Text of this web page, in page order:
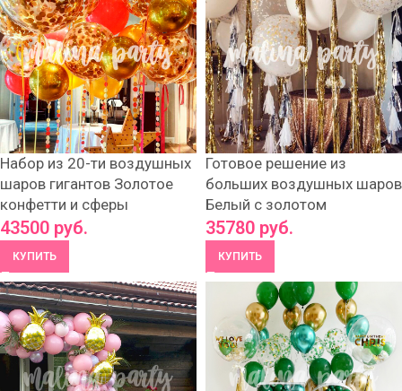
Набор из 20-ти воздушных
шаров гигантов Золотое
конфетти и сферы
43500 руб.
КУПИТЬ
Готовое решение из
больших воздушных шаров
Белый с золотом
35780 руб.
КУПИТЬ